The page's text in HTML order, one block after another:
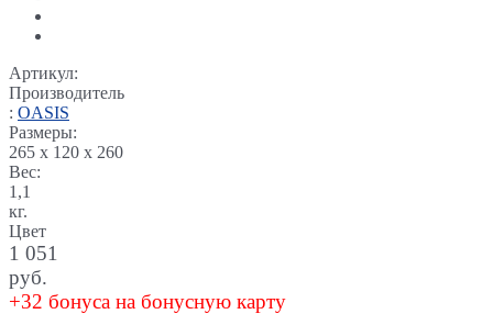
Артикул:
Производитель
: OASIS
Размеры:
265 x 120 x 260
Вес:
1,1
кг.
Цвет
1 051
руб.
+32 бонуса на бонусную карту